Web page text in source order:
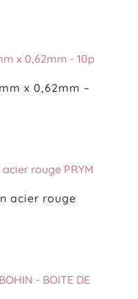
x 0,62mm –
acier rouge